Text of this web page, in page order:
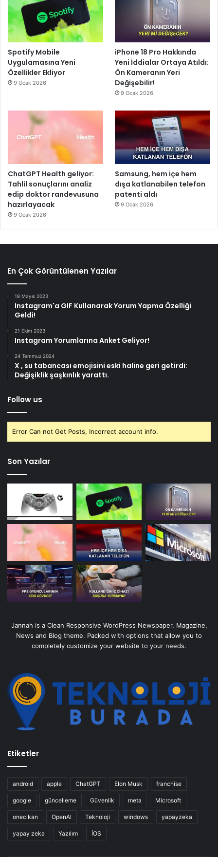
Spotify Mobile
Uygulamasına Yeni
Özellikler Ekliyor
9 Ocak 2026
iPhone 18 Pro Hakkında
Yeni İddialar Ortaya Atıldı:
Ön Kameranın Yeri
Değişebilir!
9 Ocak 2026
ChatGPT Health geliyor:
Tahlil sonuçlarını analiz
edip doktor randevusuna
hazırlayacak
9 Ocak 2026
Samsung, hem içe hem
dışa katlanabilen telefon
patenti aldı
9 Ocak 2026
En Çok Görüntülenen Yazılar
18 Mayıs 2023
Instagram'a GIF Kullanarak Yorum Yapma Özelliği
Geldi!
21 Ekim 2023
Instagram Yorumlarına Anket Geliyor!
24 Temmuz 2024
X , su tabancası emojisini eski haline geri getirdi:
Değişiklik şaşkınlık yarattı.
Follow us
Error Can not Get Posts, Incorrect account info.
Son Yazılar
Jannah is a Clean Responsive WordPress Newspaper, Magazine,
News and Blog theme. Packed with options that allow you to
completely customize your website to your needs.
Etiketler
android apple ChatGPT Elon Musk franchise
google güncelleme Güvenlik meta Microsoft
onecikan OpenAl Teknoloji windows yapayzeka
yapay zeka Yazılım İOS